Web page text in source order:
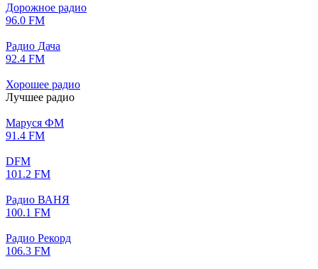
Дорожное радио
96.0 FM
Радио Дача
92.4 FM
Хорошее радио
Лучшее радио
Маруся ФМ
91.4 FM
DFM
101.2 FM
Радио ВАНЯ
100.1 FM
Радио Рекорд
106.3 FM